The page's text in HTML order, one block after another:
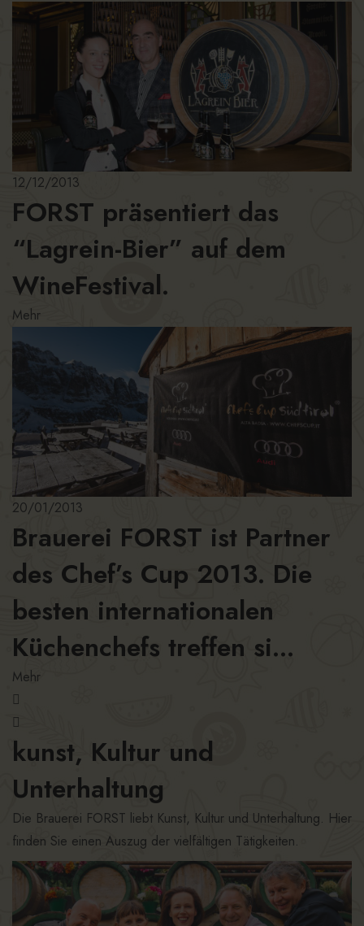
12/12/2013
FORST präsentiert das
“Lagrein-Bier” auf dem
WineFestival.
Mehr
20/01/2013
Brauerei FORST ist Partner
des Chef’s Cup 2013. Die
besten internationalen
Küchenchefs treffen si...
Mehr
kunst, Kultur und
Unterhaltung
Die Brauerei FORST liebt Kunst, Kultur und Unterhaltung. Hier
finden Sie einen Auszug der vielfältigen Tätigkeiten.